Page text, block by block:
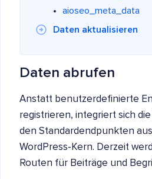
aioseo_meta_data
Daten aktualisieren
Daten abrufen
Anstatt benutzerdefinierte
registrieren, integriert sich die
den Standardendpunkten
WordPress-Kern. Derzeit
Routen für Beiträge und